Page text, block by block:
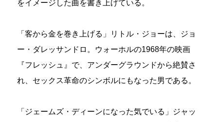
をイメージした曲を書き上げている。
「客から金を巻き上げる」リトル・ジョーは、ジョ
ー・ダレッサンドロ。ウォーホルの1968年の映画
『フレッシュ』で、アンダーグラウンドから絶賛さ
れ、セックス革命のシンボルにもなった男である。
「ジェームズ・ディーンになった気でいる」ジャッ